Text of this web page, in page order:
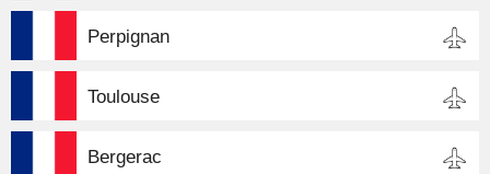
Perpignan
Toulouse
Bergerac